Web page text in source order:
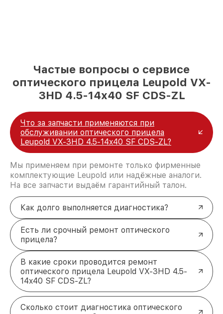
Частые вопросы о сервисе
оптического прицела Leupold VX-
3HD 4.5-14x40 SF CDS-ZL
Что за запчасти применяются при
обслуживании оптического прицела
Leupold VX-3HD 4.5-14x40 SF CDS-ZL?
Мы применяем при ремонте только фирменные
комплектующие Leupold или надёжные аналоги.
На все запчасти выдаём гарантийный талон.
Как долго выполняется диагностика?
Есть ли срочный ремонт оптического
прицела?
В какие сроки проводится ремонт
оптического прицела Leupold VX-3HD 4.5-
14x40 SF CDS-ZL?
Сколько стоит диагностика оптического